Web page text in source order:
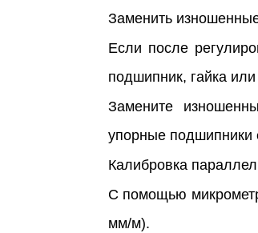
Заменить
Если после
подшипник, гайка
Замените
упорные подшипники
Калибровка
С помощью
мм/м).